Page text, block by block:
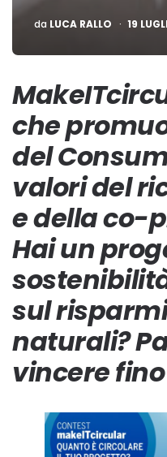
PUBBLICATO
da LUCA RALLO 19
che
del
valori del
e della co-
Hai un
sul
naturali?
vincere